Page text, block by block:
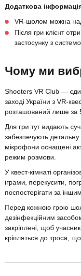
Додаткова
VR-шолом можна
Після гри клієнт
застосунку з
Чому ми
Shooters VR Club —
заході України з VR-
розташований лише за
Для гри тут видають
забезпечують детальну
мікрофони оснащені
режим розмови.
У квест-кімнаті
іграми, перекусити,
поспостерігати за
Перед кожною грою
дезінфекційним
закріплені, щоб
кріпляться до троса, що